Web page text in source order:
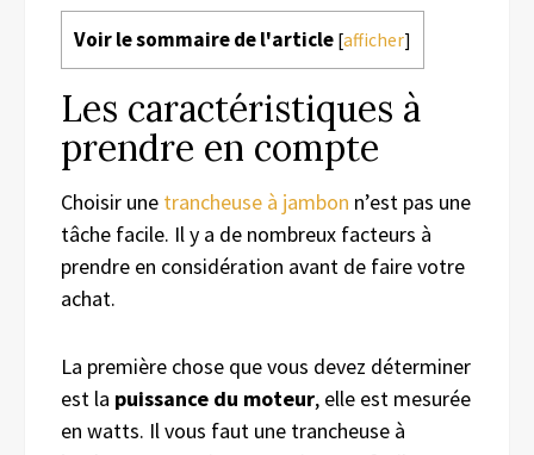
Voir le sommaire de l'article [afficher]
Les caractéristiques à
prendre en compte
Choisir une trancheuse à jambon n’est pas une
tâche facile. Il y a de nombreux facteurs à
prendre en considération avant de faire votre
achat.
La première chose que vous devez déterminer
est la puissance du moteur, elle est mesurée
en watts. Il vous faut une trancheuse à